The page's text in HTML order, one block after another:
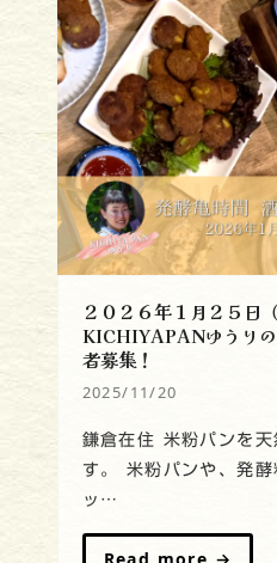
２０２６年１月２５日
KICHIYAPANゆうり
者募集！
2025/11/20
鎌倉在住 米粉パンを
す。 米粉パンや、発酵
ッ…